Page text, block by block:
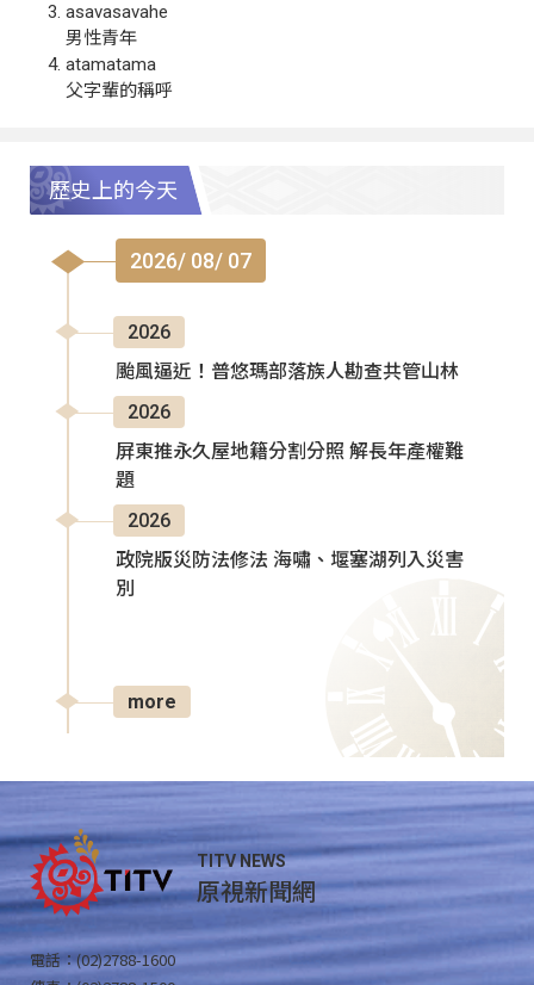
asavasavahe
男性青年
atamatama
父字輩的稱呼
歷史上的今天
2026/ 08/ 07
2026
颱風逼近！普悠瑪部落族人勘查共管山林
2026
屏東推永久屋地籍分割分照 解長年產權難
題
2026
政院版災防法修法 海嘯、堰塞湖列入災害
別
more
TITV NEWS
原視新聞網
電話：(02)2788-1600